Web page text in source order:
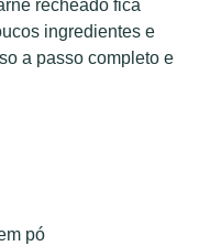
recheado fica
ingredientes e
a passo completo e
pó